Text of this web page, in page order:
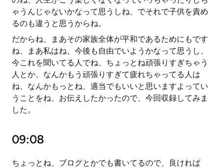
ゃうんじゃないかなって思うしね、でそれで子供を責め
るのも違うと思うからね。
だからね、まあその家族全体が平和であるためにもです
ね、まあ私はね、今後も自由でいようかなって思うし、
今これを聞いてる人でね、ちょっとね頑張りすぎちゃう
人とか、なんかもう頑張りすぎて疲れちゃってる人は
ね、なんかもっとね、適当でもいいと思いますよってい
うことをね、お伝えしたかったので、今回収録してみま
した。
09:08
ちょっとね、ブログとかでも書いてるので、良ければ